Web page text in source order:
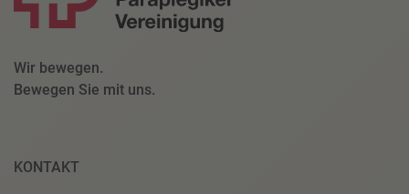
Wir bewegen.
Bewegen Sie mit uns.
KONTAKT